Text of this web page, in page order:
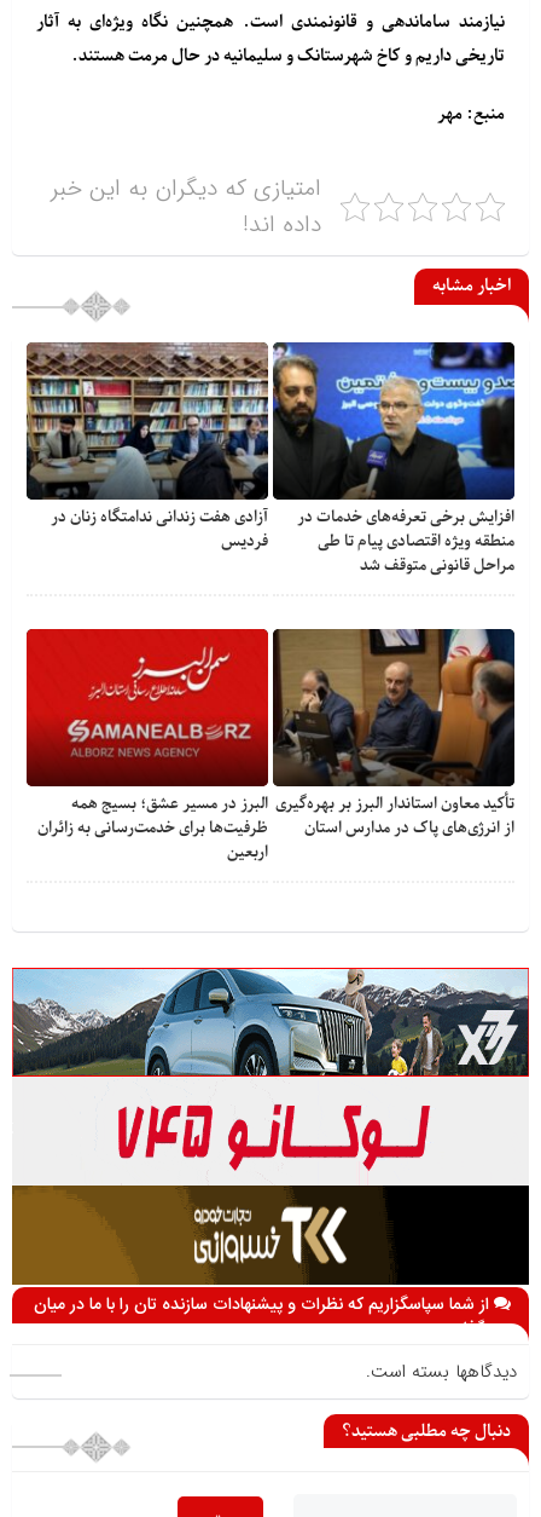
نیازمند ساماندهی و قانونمندی است. همچنین نگاه ویژه‌ای به آثار
تاریخی داریم و کاخ شهرستانک و سلیمانیه در حال مرمت هستند.
منبع: مهر
امتیازی که دیگران به این خبر
داده اند!
اخبار مشابه
افزایش برخی تعرفه‌های خدمات در
منطقه ویژه اقتصادی پیام تا طی
مراحل قانونی متوقف شد
آزادی هفت زندانی ندامتگاه زنان در
فردیس
تأکید معاون استاندار البرز بر بهره‌گیری
از انرژی‌های پاک در مدارس استان
البرز در مسیر عشق؛ بسیج همه
ظرفیت‌ها برای خدمت‌رسانی به زائران
اربعین
از شما سپاسگزاریم که نظرات و پیشنهادات سازنده تان را با ما در میان
می گذارید
دیدگاهها بسته است.
دنبال چه مطلبی هستید؟